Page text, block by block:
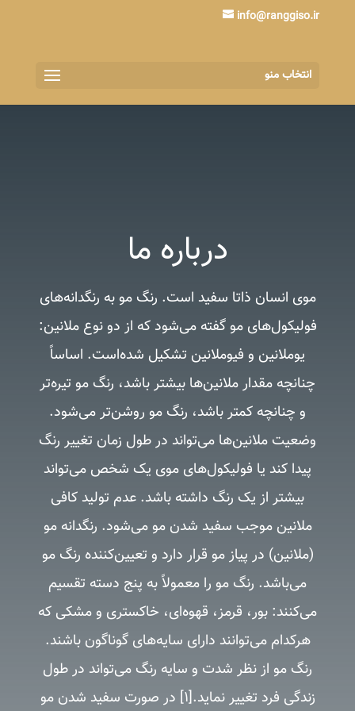
info@ranggiso.ir
انتخاب منو
درباره ما
موی انسان ذاتا سفید است. رنگ مو به رنگدانه‌های
فولیکول‌های مو گفته می‌شود که از دو نوع ملانین:
یوملانین و فیوملانین تشکیل شده‌است. اساساً
چنانچه مقدار ملانین‌ها بیشتر باشد، رنگ مو تیره‌تر
و چنانچه کمتر باشد، رنگ مو روشن‌تر می‌شود.
وضعیت ملانین‌ها می‌تواند در طول زمان تغییر رنگ
پیدا کند یا فولیکول‌های موی یک شخص می‌تواند
بیشتر از یک رنگ داشته باشد. عدم تولید کافی
ملانین موجب سفید شدن مو می‌شود. رنگدانه مو
(ملانین) در پیاز مو قرار دارد و تعیین‌کننده رنگ مو
می‌باشد. رنگ مو را معمولاً به پنج دسته تقسیم
می‌کنند: بور، قرمز، قهوه‌ای، خاکستری و مشکی که
هرکدام می‌توانند دارای سایه‌های گوناگون باشند.
رنگ مو از نظر شدت و سایه رنگ می‌تواند در طول
زندگی فرد تغییر نماید.[۱] در صورت سفید شدن مو